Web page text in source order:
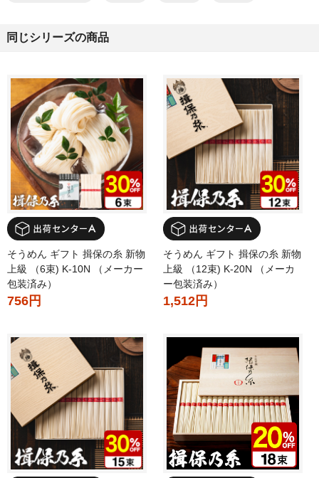
同じシリーズの商品
そうめん ギフト 揖保の糸 新物
上級 （6束) K-10N （メーカー
包装済み）
756円
そうめん ギフト 揖保の糸 新物
上級 （12束) K-20N （メーカ
ー包装済み）
1,512円